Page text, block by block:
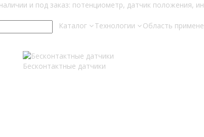
Каталог Технологии Область
Бесконтактные датчики